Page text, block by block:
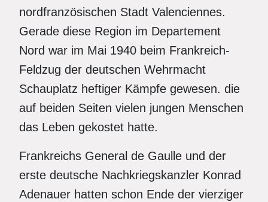
nordfranzösischen Stadt Valenciennes.
Gerade diese Region im Departement
Nord war im Mai 1940 beim Frankreich-
Feldzug der deutschen Wehrmacht
Schauplatz heftiger Kämpfe gewesen. die
auf beiden Seiten vielen jungen Menschen
das Leben gekostet hatte.
Frankreichs General de Gaulle und der
erste deutsche Nachkriegskanzler Konrad
Adenauer hatten schon Ende der vierziger